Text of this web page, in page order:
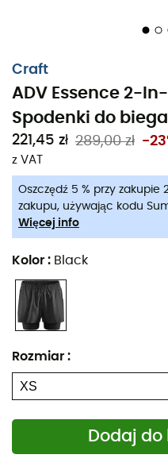
Craft
ADV Essence 2-
Spodenki do
221,45 zł 289,00 zł -
z VAT
Oszczędź 5 % przy
zakupu, używając kodu
Więcej info
Kolor : Black
Rozmiar :
Dodaj do
ADV Essence
szortów i legginsów do
spodenki do bieganiasą
talii, nie będąc zbyt
pomagają